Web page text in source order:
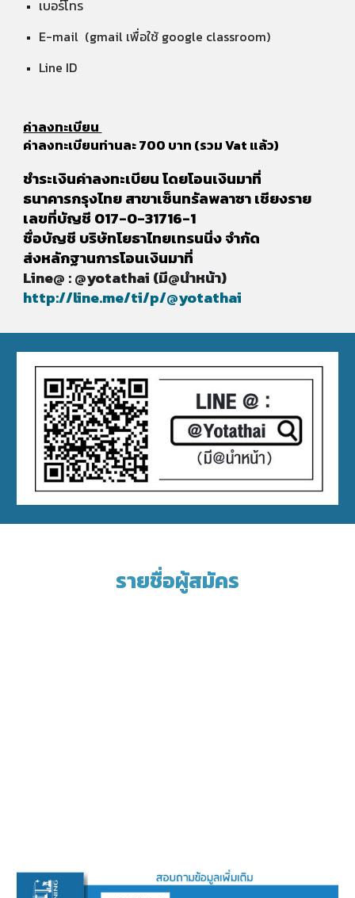
เบอร์โทร
E-mail (gmail เพื่อใช้ google classroom)
Line ID
ค่าลงทะเบียน
ค่าลงทะเบียนท่านละ 700 บาท (รวม Vat แล้ว)
ชำระเงินค่าลงทะเบียน โดยโอนเงินมาที่
ธนาคารกรุงไทย สาขาเซ็นทรัลพลาซา เชียงราย
เลขที่บัญชี 017-0-31716-1
ชื่อบัญชี บริษัทโยธาไทยเทรนนิ่ง จำกัด
ส่งหลักฐานการโอนเงินมาที่
Line@ : @yotathai (มี@นำหน้า)
http://line.me/ti/p/@yotathai
รายชื่อผู้สมัคร